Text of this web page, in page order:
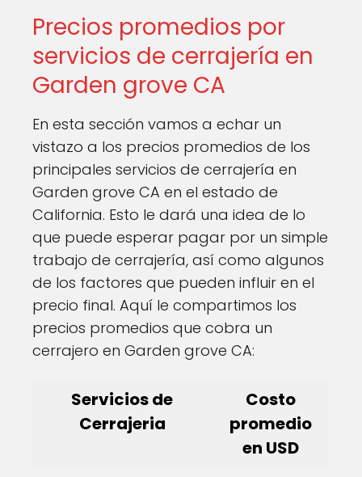
Precios promedios por
servicios de cerrajería en
Garden grove CA
En esta sección vamos a echar un
vistazo a los precios promedios de los
principales servicios de cerrajería en
Garden grove CA en el estado de
California. Esto le dará una idea de lo
que puede esperar pagar por un simple
trabajo de cerrajería, así como algunos
de los factores que pueden influir en el
precio final. Aquí le compartimos los
precios promedios que cobra un
cerrajero en Garden grove CA:
Servicios de
Cerrajeria
Costo
promedio
en USD